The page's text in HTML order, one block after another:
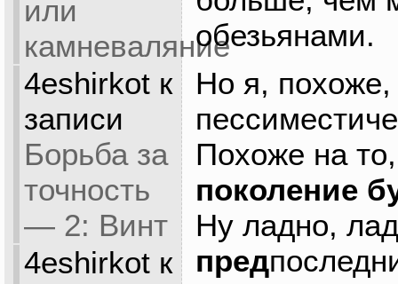
или
камневаляние
4eshirkotк
записи
Борьба за
точность
— 2: Винт
4eshirkotк
обезьянами.
Но я,
Похоже на
поколение
Ну ладно,
пред